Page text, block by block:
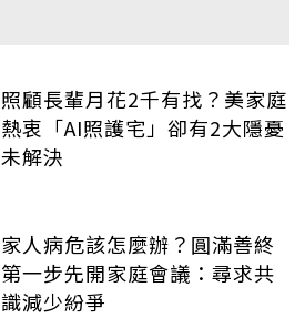
照顧長輩月花2千有找？美家庭
熱衷「AI照護宅」卻有2大隱憂
未解決
家人病危該怎麼辦？圓滿善終
第一步先開家庭會議：尋求共
識減少紛爭